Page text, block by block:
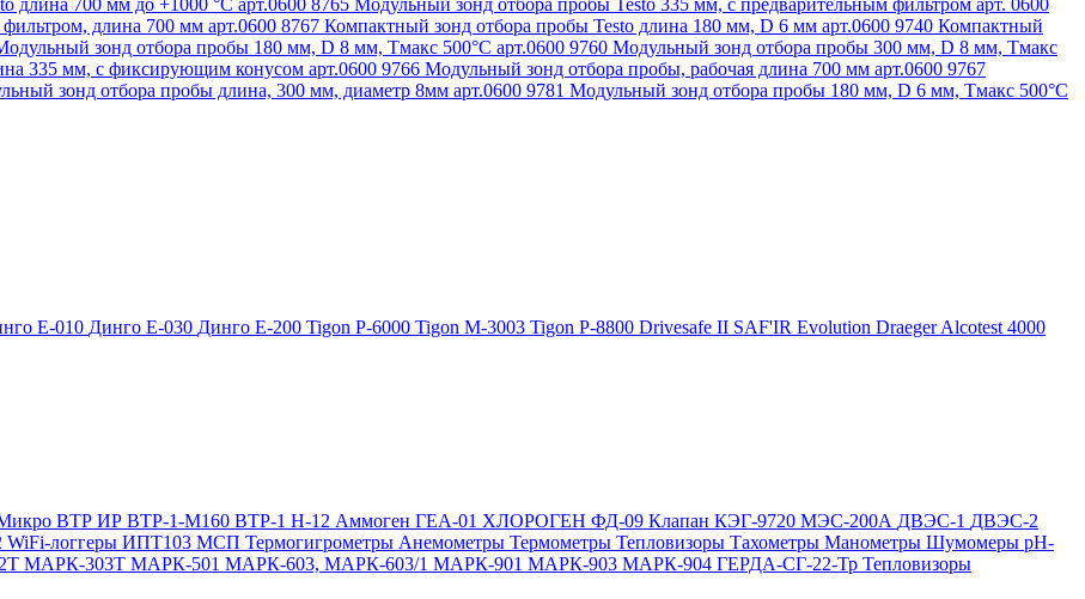
длина 700 мм до +1000 °С арт.0600 8765 Модульный зонд отбора пробы Testo 335 мм, с предварительным фильтром арт. 0600
длина 700 мм арт.0600 8767 Компактный зонд отбора пробы Testo длина 180 мм, D 6 мм арт.0600 9740 Компактный
зонд отбора пробы 180 мм, D 8 мм, Tмакс 500°С арт.0600 9760 Модульный зонд отбора пробы 300 мм, D 8 мм, Tмакс
335 мм, с фиксирующим конусом арт.0600 9766 Модульный зонд отбора пробы, рабочая длина 700 мм арт.0600 9767
зонд отбора пробы длина, 300 мм, диаметр 8мм арт.0600 9781 Модульный зонд отбора пробы 180 мм, D 6 мм, Tмакс 500°С
Е-010 Динго Е-030 Динго Е-200 Tigon P-6000 Tigon M-3003 Tigon P-8800 Drivesafe II SAF'IR Evolution Draeger Alcotest 4000
ВТР ИР ВТР-1-М160 ВТР-1 Н-12 Аммоген ГЕА-01 ХЛОРОГЕН ФД-09 Клапан КЭГ-9720 МЭС-200А ДВЭС-1 ДВЭС-2
WiFi-логгеры ИПТ103 МСП Термогигрометры Анемометры Термометры Тепловизоры Тахометры Манометры Шумомеры pH-
МАРК-303Т МАРК-501 МАРК-603, МАРК-603/1 МАРК-901 МАРК-903 МАРК-904 ГЕРДА-СГ-22-Тр Тепловизоры